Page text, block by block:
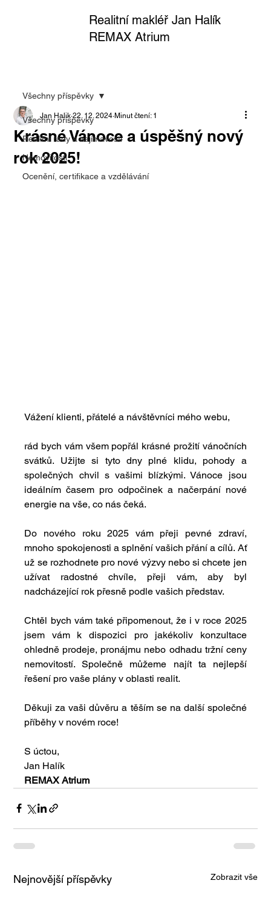
Realitní makléř Jan Halík
REMAX Atrium
Všechny příspěvky
Realitní rady a zajímavosti
Nemovitosti
Ocenění, certifikace a vzdělávání
Všechny příspěvky
Krásné Vánoce a úspěšný nový
rok 2025!
Jan Halik 22. 12. 2024 Minut čtení: 1
Vážení klienti, přátelé a návštěvníci mého webu,
rád bych vám všem popřál krásné prožití vánočních
svátků. Užijte si tyto dny plné klidu, pohody a
společných chvil s vašimi blízkými. Vánoce jsou
ideálním časem pro odpočinek a načerpání nové
energie na vše, co nás čeká.
Do nového roku 2025 vám přeji pevné zdraví,
mnoho spokojenosti a splnění vašich přání a cílů. Ať
už se rozhodnete pro nové výzvy nebo si chcete jen
užívat radostné chvíle, přeji vám, aby byl
nadcházející rok přesně podle vašich představ.
Chtěl bych vám také připomenout, že i v roce 2025
jsem vám k dispozici pro jakékoliv konzultace
ohledně prodeje, pronájmu nebo odhadu tržní ceny
nemovitostí. Společně můžeme najít ta nejlepší
řešení pro vaše plány v oblasti realit.
Děkuji za vaši důvěru a těším se na další společné
příběhy v novém roce!
S úctou,
Jan Halík
REMAX Atrium
Nejnovější příspěvky Zobrazit vše